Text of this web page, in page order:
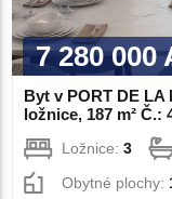
7 280 000
Byt v PORT DE LA
ložnice, 187 m² Č.:
Ložnice:3
Obytné plochy: